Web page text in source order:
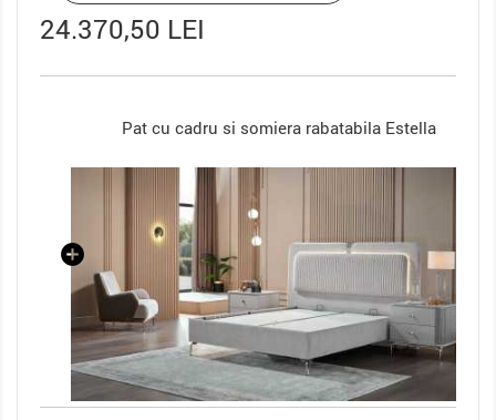
24.370,50 LEI
Pat cu cadru si somiera rabatabila Estella